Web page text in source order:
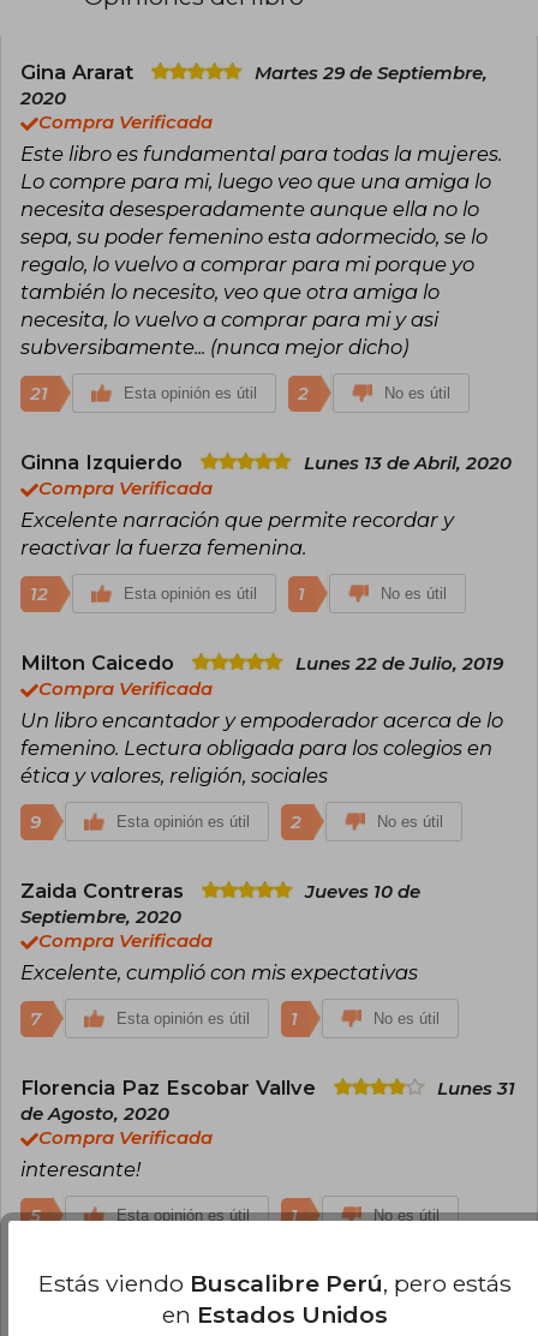
lobos, que cautivó a millones de lectores en
conocimiento del alma a través de su esencia
autora de El jardinero fiel.
Gina Ararat
Martes 29 de Septiembre,
2020
Compra Verificada
Este libro es fundamental para todas la mujeres.
Lo compre para mi, luego veo que una amiga lo
necesita desesperadamente aunque ella no lo
sepa, su poder femenino esta adormecido, se lo
regalo, lo vuelvo a comprar para mi porque yo
también lo necesito, veo que otra amiga lo
necesita, lo vuelvo a comprar para mi y asi
subversibamente... (nunca mejor dicho)
21 Esta opinión es útil 2 No es útil
Ginna Izquierdo
Lunes 13 de Abril, 2020
Compra Verificada
Excelente narración que permite recordar y
reactivar la fuerza femenina.
12 Esta opinión es útil 1 No es útil
Milton Caicedo
Lunes 22 de Julio, 2019
Compra Verificada
Un libro encantador y empoderador acerca de lo
femenino. Lectura obligada para los colegios en
ética y valores, religión, sociales
9 Esta opinión es útil 2 No es útil
Zaida Contreras
Jueves 10 de
Septiembre, 2020
Compra Verificada
Excelente, cumplió con mis expectativas
7 Esta opinión es útil 1 No es útil
Florencia Paz Escobar Vallve
Lunes 31
de Agosto, 2020
Compra Verificada
interesante!
5 Esta opinión es útil 1 No es útil
Cargar más opiniones del libro
Estás viendo Buscalibre Perú, pero estás
en Estados Unidos